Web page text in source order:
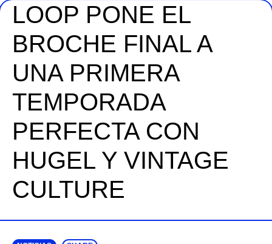
LOOP PONE EL
BROCHE FINAL A
UNA PRIMERA
TEMPORADA
PERFECTA CON
HUGEL Y VINTAGE
CULTURE